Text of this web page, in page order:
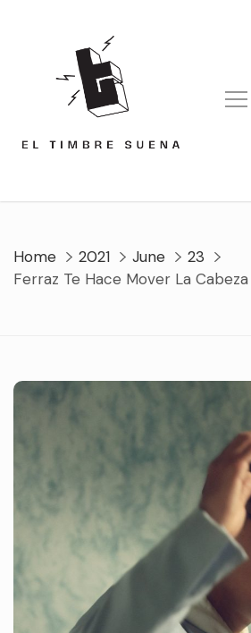
Home 2021 June
23
Ferraz Te Hace Mover La Cabeza